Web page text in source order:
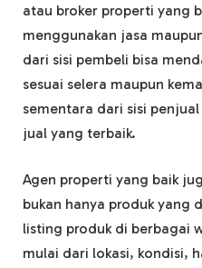
atau broker properti yang
menggunakan jasa
dari sisi pembeli bisa
sesuai selera maupun
sementara dari sisi
jual yang terbaik.
Agen properti yang baik
bukan hanya produk yang
listing produk di berbagai
mulai dari lokasi, kondisi,